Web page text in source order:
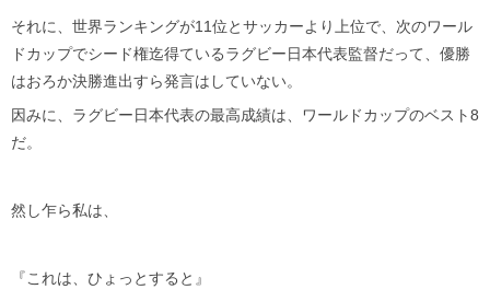
それに、世界ランキングが11位とサッカーより上位で、次のワール
ドカップでシード権迄得ているラグビー日本代表監督だって、優勝
はおろか決勝進出すら発言はしていない。
因みに、ラグビー日本代表の最高成績は、ワールドカップのベスト8
だ。
然し乍ら私は、
『これは、ひょっとすると』